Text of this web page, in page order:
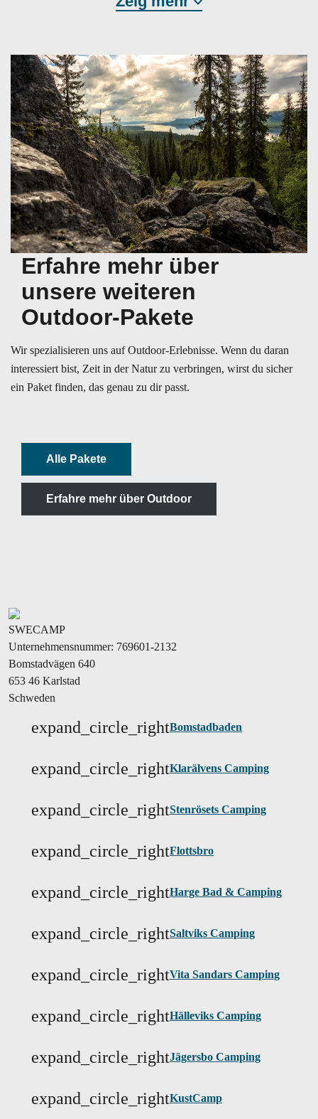
Erfahre mehr über
unsere weiteren
Outdoor-Pakete
Wir spezialisieren uns auf Outdoor-Erlebnisse. Wenn du daran
interessiert bist, Zeit in der Natur zu verbringen, wirst du sicher
ein Paket finden, das genau zu dir passt.
Alle Pakete
Erfahre mehr über Outdoor
SWECAMP
Unternehmensnummer: 769601-2132
Bomstadvägen 640
653 46 Karlstad
Schweden
expand_circle_rightBomstadbaden
expand_circle_rightKlarälvens Camping
expand_circle_rightStenrösets Camping
expand_circle_rightFlottsbro
expand_circle_rightHarge Bad & Camping
expand_circle_rightSaltviks Camping
expand_circle_rightVita Sandars Camping
expand_circle_rightHälleviks Camping
expand_circle_rightJägersbo Camping
expand_circle_rightKustCamp